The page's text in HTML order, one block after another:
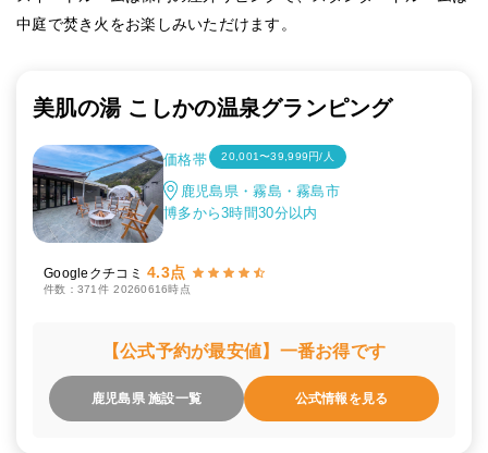
中庭で焚き火をお楽しみいただけます。
美肌の湯 こしかの温泉グランピング
価格帯 20,001〜39,999円/人
鹿児島県・霧島・霧島市
博多から3時間30分以内
Googleクチコミ 4.3点
件数：371件 20260616時点
【公式予約が最安値】一番お得です
鹿児島県 施設一覧 公式情報を見る